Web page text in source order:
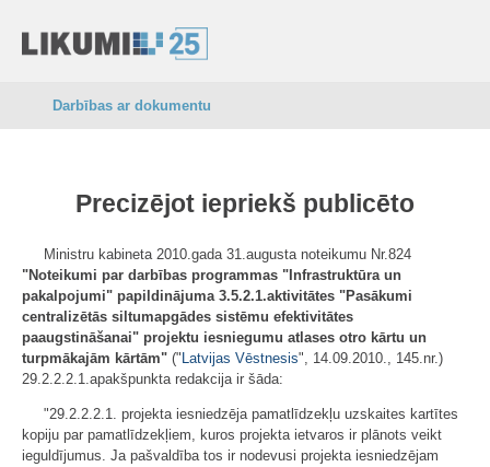
Darbības ar dokumentu
Precizējot iepriekš publicēto
Ministru kabineta 2010.gada 31.augusta noteikumu Nr.824
"Noteikumi par darbības programmas "Infrastruktūra un
pakalpojumi" papildinājuma 3.5.2.1.aktivitātes "Pasākumi
centralizētās siltumapgādes sistēmu efektivitātes
paaugstināšanai" projektu iesniegumu atlases otro kārtu un
turpmākajām kārtām" (" Latvijas Vēstnesis", 14.09.2010., 145.nr.)
29.2.2.2.1.apakšpunkta redakcija ir šāda:
"29.2.2.2.1. projekta iesniedzēja pamatlīdzekļu uzskaites kartītes
kopiju par pamatlīdzekļiem, kuros projekta ietvaros ir plānots veikt
ieguldījumus. Ja pašvaldība tos ir nodevusi projekta iesniedzējam